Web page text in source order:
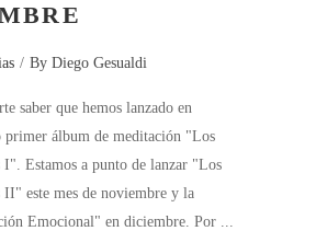
By Diego Gesualdi
saber que hemos lanzado en
primer álbum de meditación "Los
I". Estamos a punto de lanzar "Los
II" este mes de noviembre y la
Emocional" en diciembre. Por